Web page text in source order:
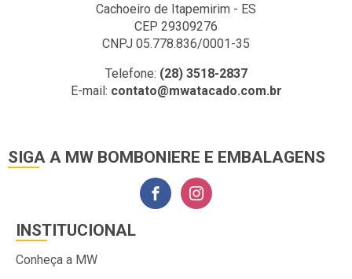
Cachoeiro de Itapemirim - ES
CEP 29309276
CNPJ 05.778.836/0001-35
Telefone: (28) 3518-2837
E-mail: contato@mwatacado.com.br
SIGA A MW BOMBONIERE E EMBALAGENS
INSTITUCIONAL
Conheça a MW